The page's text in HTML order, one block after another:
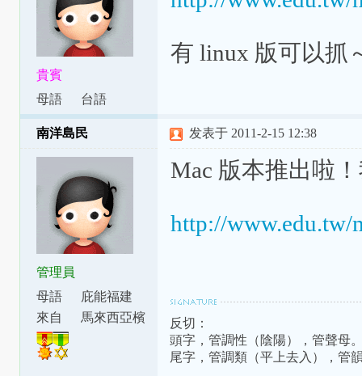
貴賓
母語
台語
有 linux 版可以抓
南洋島民
管理員
母語
庇能福建
話
來自
馬來西亞檳
发表于 2011-2-15 12:38
Mac 版本推出啦
http://www.edu.tw/
反切：
頭字，管調性（陰陽），管聲母
尾字，管調類（平上去入），管